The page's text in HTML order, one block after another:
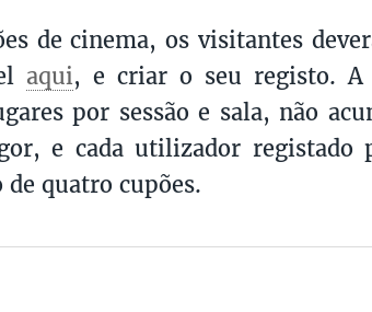
de cinema, os visitantes
aqui, e criar o seu registo. A
por sessão e sala, não
e cada utilizador registado
quatro cupões.